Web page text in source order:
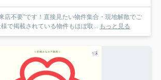
店不要”です！直接見たい物件集合・現地解散でご
で掲載されている物件もほぼ取...
もっと見る